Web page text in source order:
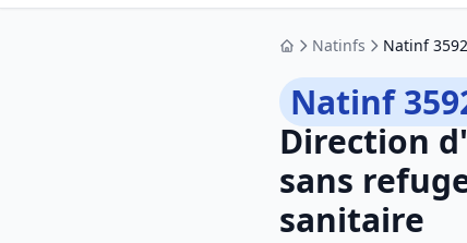
AccueilNatinfs Natinf
Natinf
Direction
sans
sanitaire